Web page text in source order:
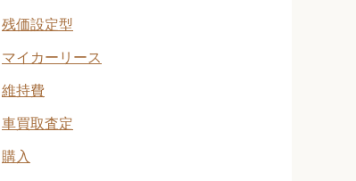
残価設定型
マイカーリース
維持費
車買取査定
購入